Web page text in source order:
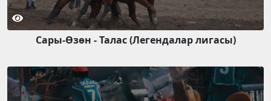
Сары-Өзөн - Талас (Легендалар лигасы)